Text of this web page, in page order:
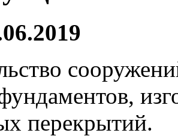
перекрытий.